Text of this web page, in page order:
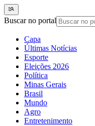
Buscar no portal
Capa
Últimas Notícias
Esporte
Eleições 2026
Política
Minas Gerais
Brasil
Mundo
Agro
Entretenimento